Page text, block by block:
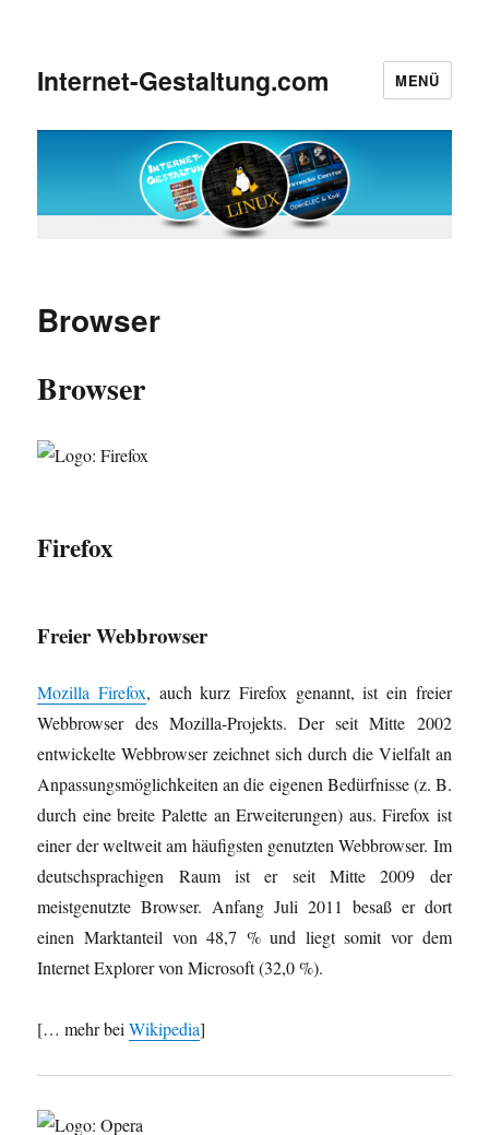
Internet-Gestaltung.com MENÜ
Browser
Browser
Firefox
Freier Webbrowser
Mozilla Firefox, auch kurz Firefox genannt, ist ein freier
Webbrowser des Mozilla-Projekts. Der seit Mitte 2002
entwickelte Webbrowser zeichnet sich durch die Vielfalt an
Anpassungsmöglichkeiten an die eigenen Bedürfnisse (z. B.
durch eine breite Palette an Erweiterungen) aus. Firefox ist
einer der weltweit am häufigsten genutzten Webbrowser. Im
deutschsprachigen Raum ist er seit Mitte 2009 der
meistgenutzte Browser. Anfang Juli 2011 besaß er dort
einen Marktanteil von 48,7 % und liegt somit vor dem
Internet Explorer von Microsoft (32,0 %).
[… mehr beiWikipedia]